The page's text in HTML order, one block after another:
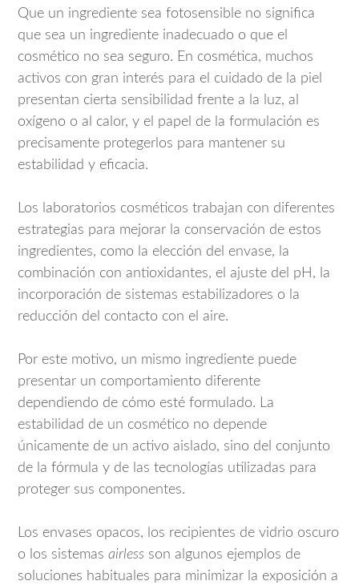
Que un ingrediente sea fotosensible no significa
que sea un ingrediente inadecuado o que el
cosmético no sea seguro. En cosmética, muchos
activos con gran interés para el cuidado de la piel
presentan cierta sensibilidad frente a la luz, al
oxígeno o al calor, y el papel de la formulación es
precisamente protegerlos para mantener su
estabilidad y eficacia.
Los laboratorios cosméticos trabajan con diferentes
estrategias para mejorar la conservación de estos
ingredientes, como la elección del envase, la
combinación con antioxidantes, el ajuste del pH, la
incorporación de sistemas estabilizadores o la
reducción del contacto con el aire.
Por este motivo, un mismo ingrediente puede
presentar un comportamiento diferente
dependiendo de cómo esté formulado. La
estabilidad de un cosmético no depende
únicamente de un activo aislado, sino del conjunto
de la fórmula y de las tecnologías utilizadas para
proteger sus componentes.
Los envases opacos, los recipientes de vidrio oscuro
o los sistemas airless son algunos ejemplos de
soluciones habituales para minimizar la exposición a